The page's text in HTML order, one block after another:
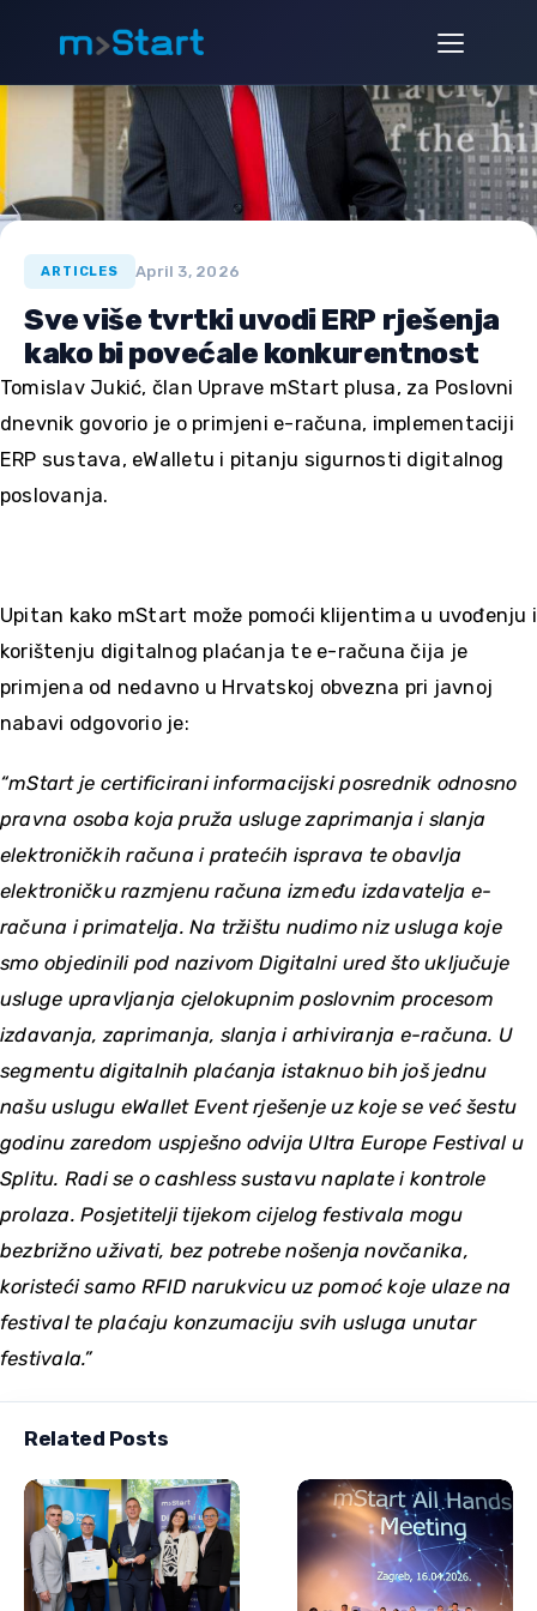
content
April 3, 2026
ARTICLES
Sve više tvrtki uvodi ERP rješenja
kako bi povećale konkurentnost
Tomislav Jukić, član Uprave mStart plusa, za Poslovni
dnevnik govorio je o primjeni e-računa, implementaciji
ERP sustava, eWalletu i pitanju sigurnosti digitalnog
poslovanja.
Upitan kako mStart može pomoći klijentima u uvođenju i
korištenju digitalnog plaćanja te e-računa čija je
primjena od nedavno u Hrvatskoj obvezna pri javnoj
nabavi odgovorio je:
“mStart je certificirani informacijski posrednik odnosno
pravna osoba koja pruža usluge zaprimanja i slanja
elektroničkih računa i pratećih isprava te obavlja
elektroničku razmjenu računa između izdavatelja e-
računa i primatelja. Na tržištu nudimo niz usluga koje
smo objedinili pod nazivom Digitalni ured što uključuje
usluge upravljanja cjelokupnim poslovnim procesom
izdavanja, zaprimanja, slanja i arhiviranja e-računa. U
segmentu digitalnih plaćanja istaknuo bih još jednu
našu uslugu eWallet Event rješenje uz koje se već šestu
godinu zaredom uspješno odvija Ultra Europe Festival u
Splitu. Radi se o cashless sustavu naplate i kontrole
prolaza. Posjetitelji tijekom cijelog festivala mogu
bezbrižno uživati, bez potrebe nošenja novčanika,
koristeći samo RFID narukvicu uz pomoć koje ulaze na
festival te plaćaju konzumaciju svih usluga unutar
festivala.”
Related Posts